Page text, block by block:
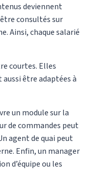
deviennent
consultés sur
Ainsi, chaque salarié
courtes. Elles
être adaptées à
un module sur la
de commandes peut
agent de quai peut
Enfin, un manager
d’équipe ou les